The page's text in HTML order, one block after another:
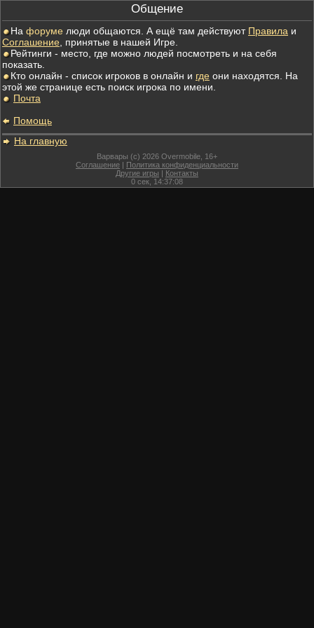
Общение
На форуме люди общаются. А ещё там действуют Правила и
Соглашение , принятые в нашей Игре.
Рейтинги - место, где можно людей посмотреть и на себя
показать.
Кто онлайн - список игроков в онлайн и где они находятся. На
этой же странице есть поиск игрока по имени.
Почта
Помощь
На главную
Варвары (c) 2026 Overmobile, 16+
Соглашение | Политика конфиденциальности
Другие игры | Контакты
0 сек, 14:37:08